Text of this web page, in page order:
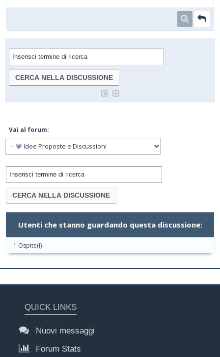
Vai al forum:
Utenti che stanno guardando questa discussione:
1 Ospite(i)
QUICK LINKS
Nuovi messaggi
Forum Stats